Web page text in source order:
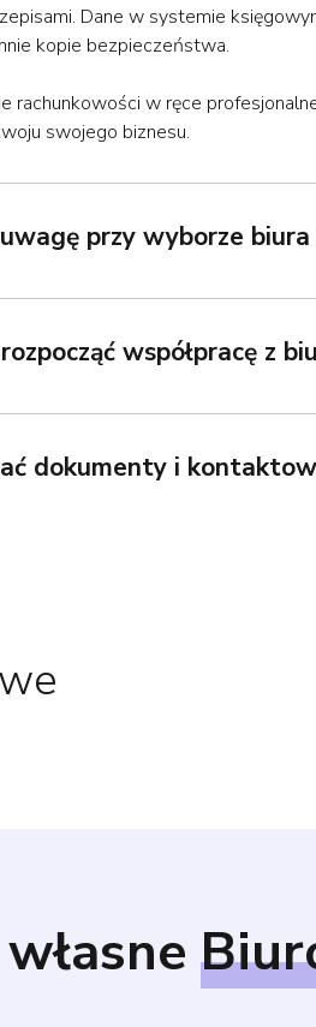
Dane w systemie
kopie bezpieczeństwa.
rachunkowości w ręce
swojego biznesu.
przy wyborze
współpracę z
dokumenty i